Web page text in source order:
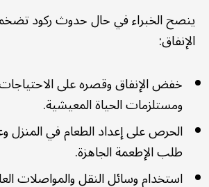
ينصح الخبراء في حال حدوث ركود
الإنفاق:
خفض الإنفاق وقصره على
ومستلزمات الحياة المعيشية.
الحرص على إعداد الطعام في المنزل
طلب الإطعمة الجاهزة.
استخدام وسائل النقل والمواصلات